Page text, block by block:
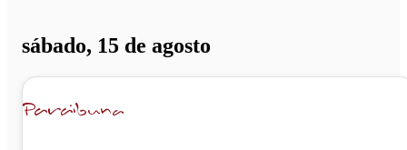
sábado, 15 de agosto